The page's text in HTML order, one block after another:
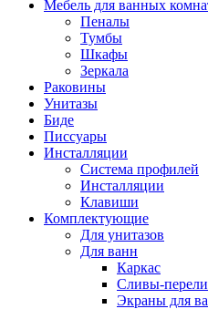
Мебель для ванных
Пеналы
Тумбы
Шкафы
Зеркала
Раковины
Унитазы
Биде
Писсуары
Инсталляции
Система профилей
Инсталляции
Клавиши
Комплектующие
Для унитазов
Для ванн
Каркас
Сливы-
Экраны для